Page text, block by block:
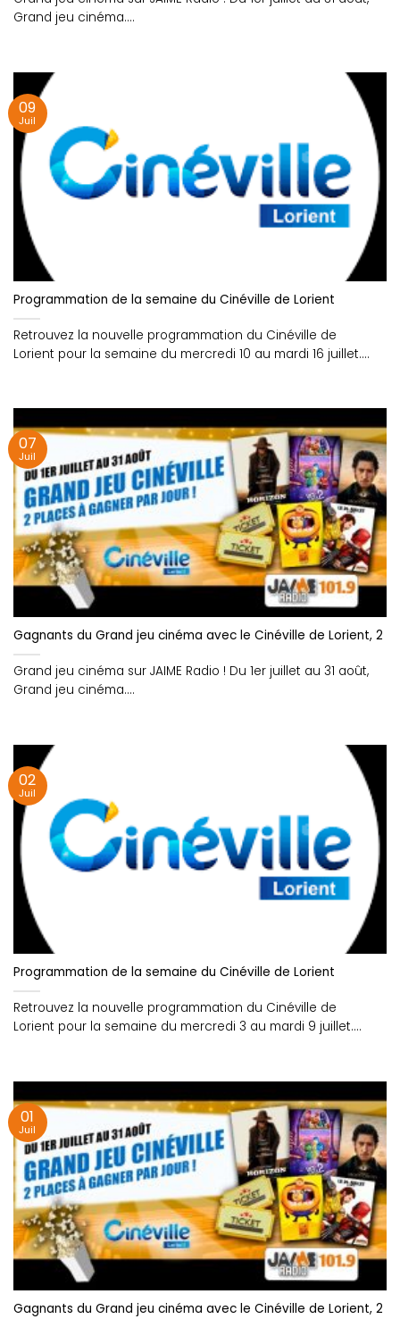
Grand jeu cinéma....
Programmation de la semaine du Cinéville de Lorient
Retrouvez la nouvelle programmation du Cinéville de
Lorient pour la semaine du mercredi 10 au mardi 16 juillet....
09
Juil
Gagnants du Grand jeu cinéma avec le Cinéville de Lorient, 2
Grand jeu cinéma sur JAIME Radio ! Du 1er juillet au 31 août,
Grand jeu cinéma....
07
Juil
Programmation de la semaine du Cinéville de Lorient
Retrouvez la nouvelle programmation du Cinéville de
Lorient pour la semaine du mercredi 3 au mardi 9 juillet....
02
Juil
Gagnants du Grand jeu cinéma avec le Cinéville de Lorient, 2
01
Juil